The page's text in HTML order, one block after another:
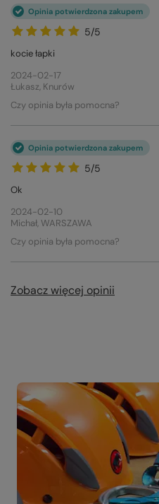
5/5
Opinia potwierdzona zakupem
kocie łapki
2024-02-17
Łukasz, Knurów
Czy opinia była pomocna?
5/5
Opinia potwierdzona zakupem
Ok
2024-02-10
Michał, WARSZAWA
Czy opinia była pomocna?
Zobacz więcej opinii